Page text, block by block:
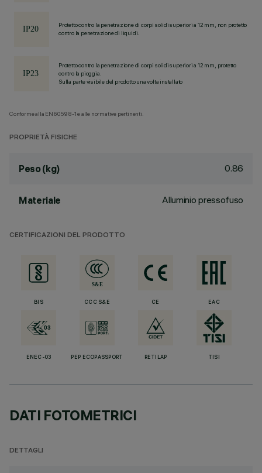
Protetto contro la penetrazione di corpi solidi superiori a 12 mm, non protetto
contro la penetrazione di liquidi.
Protetto contro la penetrazione di corpi solidi superiori a 12 mm, protetto
contro la pioggia.
Sulla parte visibile del prodotto una volta installato
Conforme alla EN60598-1 e alle normative pertinenti.
PROPRIETÀ FISICHE
Peso (kg) 0.86
Materiale Alluminio pressofuso
CERTIFICAZIONI DEL PRODOTTO
BIS CCC S&E CE EAC
ENEC-03 PEP ECOPASSPORT RETILAP TISI
DATI FOTOMETRICI
DETTAGLI